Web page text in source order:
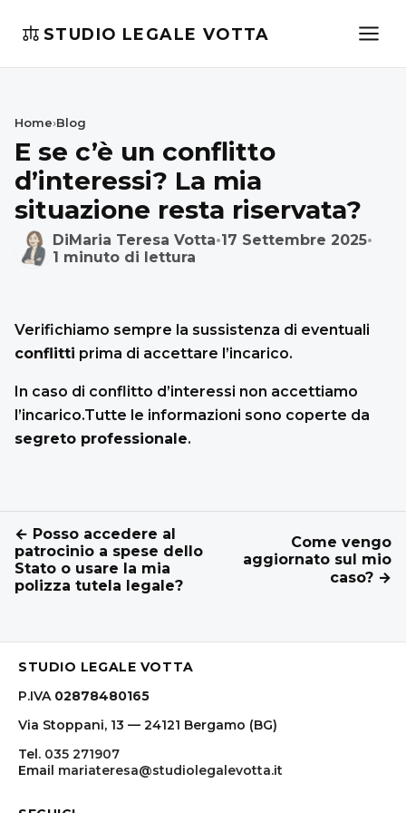
STUDIO LEGALE VOTTA
Home›Blog
E se c’è un conflitto
d’interessi? La mia
situazione resta riservata?
DiMaria Teresa Votta•17 Settembre 2025•
1 minuto di lettura
Verifichiamo sempre la sussistenza di eventuali
conflitti prima di accettare l’incarico.
In caso di conflitto d’interessi non accettiamo
l’incarico.Tutte le informazioni sono coperte da
segreto professionale.
← Posso accedere al
patrocinio a spese dello
Stato o usare la mia
polizza tutela legale?
Come vengo
aggiornato sul mio
caso? →
STUDIO LEGALE VOTTA
P.IVA 02878480165
Via Stoppani, 13 — 24121 Bergamo (BG)
Tel. 035 271907
Email mariateresa@studiolegalevotta.it